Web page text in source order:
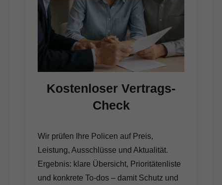
Kostenloser Vertrags-
Check
Wir prüfen Ihre Policen auf Preis,
Leistung, Ausschlüsse und Aktualität.
Ergebnis: klare Übersicht, Prioritätenliste
und konkrete To-dos – damit Schutz und